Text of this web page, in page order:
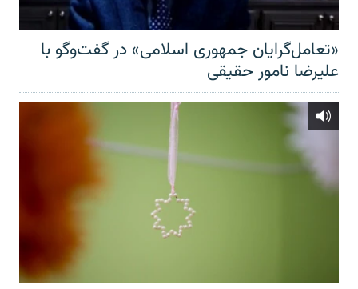
«تعامل‌گرایان جمهوری اسلامی» در گفت‌وگو با
علیرضا نامور حقیقی